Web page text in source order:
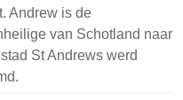
Andrew is de
van Schotland naar
St Andrews werd